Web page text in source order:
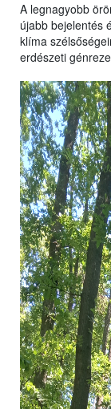
A legnagyobb
újabb bejelentés
klíma
erdészeti